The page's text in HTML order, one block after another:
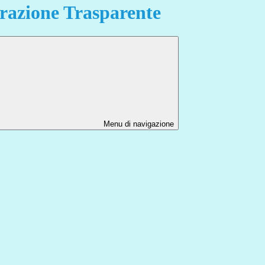
Trasparente
Menu di navigazione